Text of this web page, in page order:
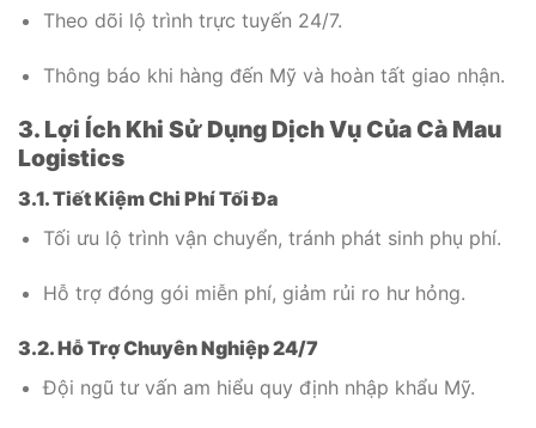
Theo dõi lộ trình trực tuyến 24/7.
Thông báo khi hàng đến Mỹ và hoàn tất giao nhận.
3. Lợi Ích Khi Sử Dụng Dịch Vụ Của Cà Mau
Logistics
3.1. Tiết Kiệm Chi Phí Tối Đa
Tối ưu lộ trình vận chuyển, tránh phát sinh phụ phí.
Hỗ trợ đóng gói miễn phí, giảm rủi ro hư hỏng.
3.2. Hỗ Trợ Chuyên Nghiệp 24/7
Đội ngũ tư vấn am hiểu quy định nhập khẩu Mỹ.